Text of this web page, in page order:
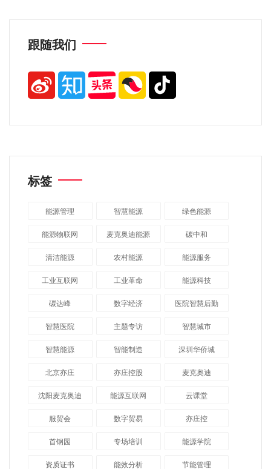
跟随我们
标签
能源管理 智慧能源 绿色能源
能源物联网 麦克奥迪能源 碳中和
清洁能源 农村能源 能源服务
工业互联网 工业革命 能源科技
碳达峰 数字经济 医院智慧后勤
智慧医院 主题专访 智慧城市
​智慧能源 智能制造 深圳华侨城
北京亦庄 亦庄控股 麦克奥迪
沈阳麦克奥迪 能源互联网 云课堂
服贸会 数字贸易 亦庄控
首钢园 专场培训 能源学院
资质证书 能效分析 节能管理